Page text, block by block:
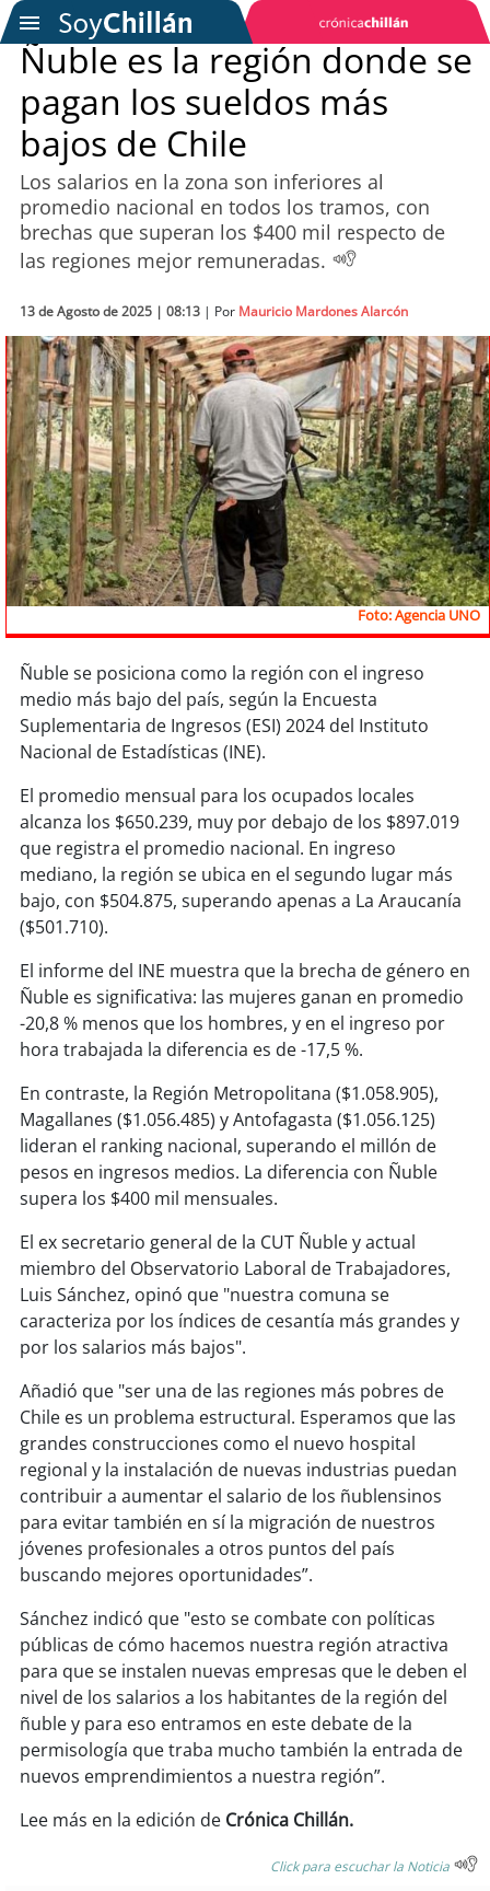
SOYTV
Podcast
Actualidad
Economía
Deportes
Tecnología
Sostenibilidad
soychile
soyarica
soyiquique
soycalama
soy copiapó
soyvalparaíso
soy quillota
soy sanantonio
soy chillán
soysancarlos
soy talcahuano
soy concepción
soycoronel
soyarauco
soy temuco
soyvaldivia
soyosorno
soypuertomontt
soychiloé
Ñuble es la región donde se
pagan los sueldos más
bajos de Chile
Los salarios en la zona son inferiores al
promedio nacional en todos los tramos, con
brechas que superan los $400 mil respecto de
las regiones mejor remuneradas.
13 de Agosto de 2025 | 08:13 | Por Mauricio Mardones Alarcón
Foto: Agencia UNO
Ñuble se posiciona como la región con el ingreso
medio más bajo del país, según la Encuesta
Suplementaria de Ingresos (ESI) 2024 del Instituto
Nacional de Estadísticas (INE).
El promedio mensual para los ocupados locales
alcanza los $650.239, muy por debajo de los $897.019
que registra el promedio nacional. En ingreso
mediano, la región se ubica en el segundo lugar más
bajo, con $504.875, superando apenas a La Araucanía
($501.710).
El informe del INE muestra que la brecha de género en
Ñuble es significativa: las mujeres ganan en promedio
-20,8 % menos que los hombres, y en el ingreso por
hora trabajada la diferencia es de -17,5 %.
En contraste, la Región Metropolitana ($1.058.905),
Magallanes ($1.056.485) y Antofagasta ($1.056.125)
lideran el ranking nacional, superando el millón de
pesos en ingresos medios. La diferencia con Ñuble
supera los $400 mil mensuales.
El ex secretario general de la CUT Ñuble y actual
miembro del Observatorio Laboral de Trabajadores,
Luis Sánchez, opinó que "nuestra comuna se
caracteriza por los índices de cesantía más grandes y
por los salarios más bajos".
Añadió que "ser una de las regiones más pobres de
Chile es un problema estructural. Esperamos que las
grandes construcciones como el nuevo hospital
regional y la instalación de nuevas industrias puedan
contribuir a aumentar el salario de los ñublensinos
para evitar también en sí la migración de nuestros
jóvenes profesionales a otros puntos del país
buscando mejores oportunidades”.
Sánchez indicó que "esto se combate con políticas
públicas de cómo hacemos nuestra región atractiva
para que se instalen nuevas empresas que le deben el
nivel de los salarios a los habitantes de la región del
ñuble y para eso entramos en este debate de la
permisología que traba mucho también la entrada de
nuevos emprendimientos a nuestra región”.
Lee más en la edición de Crónica Chillán.
Click para escuchar la Noticia